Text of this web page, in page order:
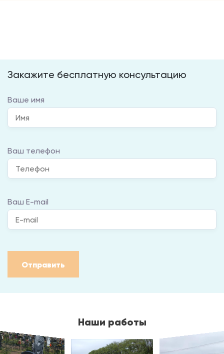
Закажите бесплатную консультацию
Ваше имя
Ваш телефон
Ваш E-mail
Отправить
Наши работы